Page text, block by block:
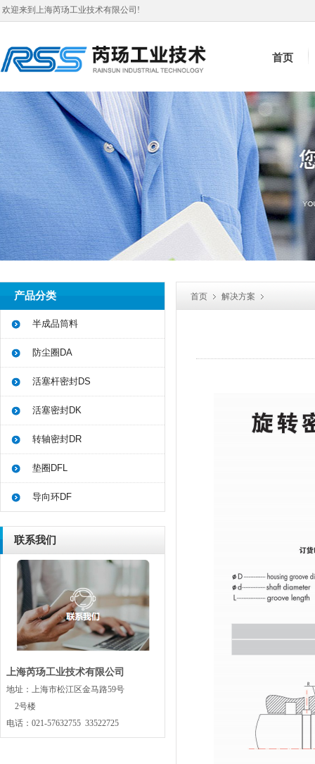
欢迎来到上海芮玚工业技术有限公司!
首页
产品分类
半成品筒料
防尘圈DA
活塞杆密封DS
活塞密封DK
转轴密封DR
垫圈DFL
导向环DF
联系我们
上海芮玚工业技术有限公司
地址：上海市松江区金马路59号
2号楼
电话：021-57632755 33522725
首页 解决方案